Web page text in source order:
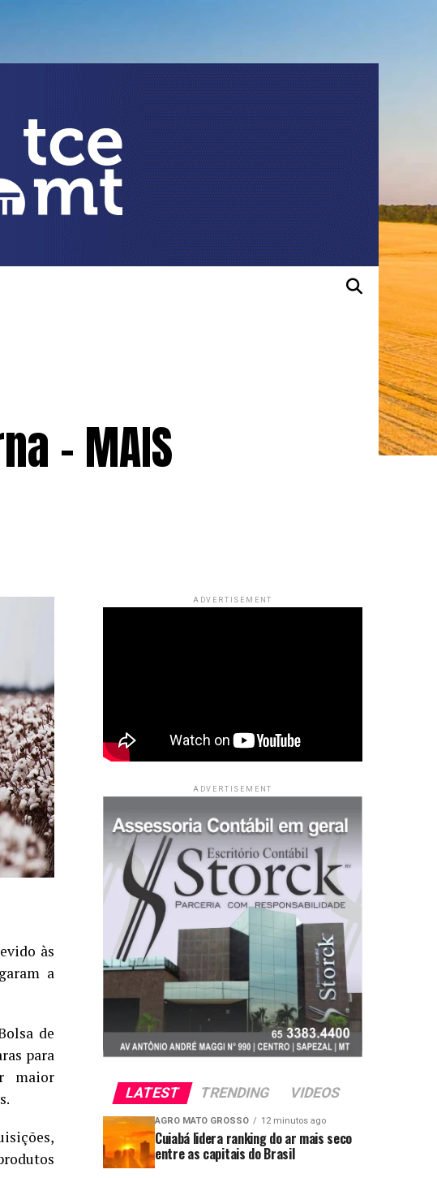
– MAIS
às
a
de
para
maior
ADVERTISEMENT
ADVERTISEMENT
LATEST TRENDING VIDEOS
AGRO MATO GROSSO 12 minutos ago
Cuiabá lidera ranking do ar mais seco
entre as capitais do Brasil